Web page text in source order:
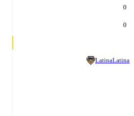
0
0
LatinaLatina